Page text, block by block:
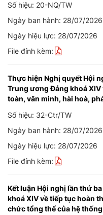
Số hiệu: 20-NQ/TW
Ngày ban hành: 28/07/2026
Ngày hiệu lực: 28/07/2026
File đính kèm:
Thực hiện Nghị quyết Hội
Trung ương Đảng khoá
toàn, văn minh, hài hoà,
Số hiệu: 32-Ctr/TW
Ngày ban hành: 28/07/2026
Ngày hiệu lực: 28/07/2026
File đính kèm:
Kết luận Hội nghị lần thứ
khoá XIV về tiếp tục hoàn
chức tổng thể của hệ